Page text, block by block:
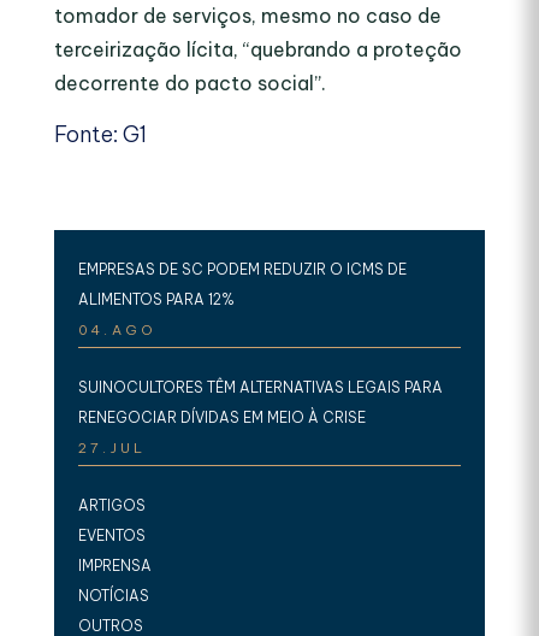
tomador de serviços, mesmo no caso de
terceirização lícita, “quebrando a proteção
decorrente do pacto social”.
Fonte: G1
EMPRESAS DE SC PODEM REDUZIR O ICMS DE
ALIMENTOS PARA 12%
04.AGO
SUINOCULTORES TÊM ALTERNATIVAS LEGAIS PARA
RENEGOCIAR DÍVIDAS EM MEIO À CRISE
27.JUL
ARTIGOS
EVENTOS
IMPRENSA
NOTÍCIAS
OUTROS